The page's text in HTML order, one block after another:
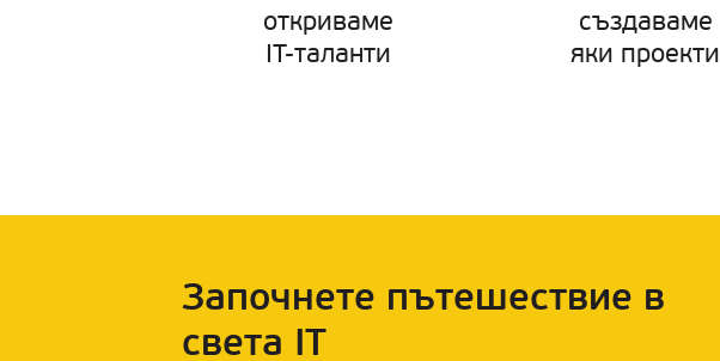
откриваме
IT-таланти
създаваме
яки проекти
Започнете пътешествие в
света IT